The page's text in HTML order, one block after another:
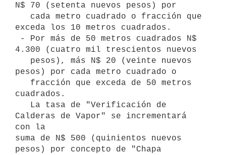
N$ 70 (setenta nuevos pesos) por
exceda los 10 metros cuadrados.
4.300 (cuatro mil trescientos nuevos
pesos) por cada metro cuadrado o
cuadrados.
Calderas de Vapor" se incrementará
con la
suma de N$ 500 (quinientos nuevos
pesos) por concepto de "Chapa